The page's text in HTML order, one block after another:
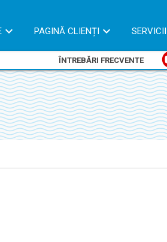
PAGINĂ CLIENȚI SERVICII
ÎNTREBĂRI FRECVENTE